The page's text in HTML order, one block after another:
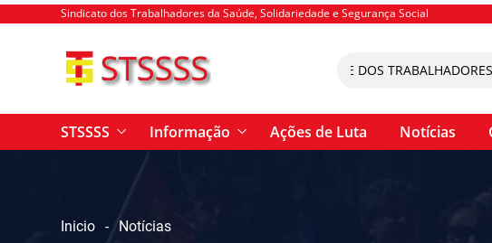
Sindicato dos Trabalhadores da Saúde, Solidariedade e Segurança Social
26 MARÇO – GREVE DOS TRABALHADORES
STSSSS Informação Ações de Luta Notícias
Inicio Notícias